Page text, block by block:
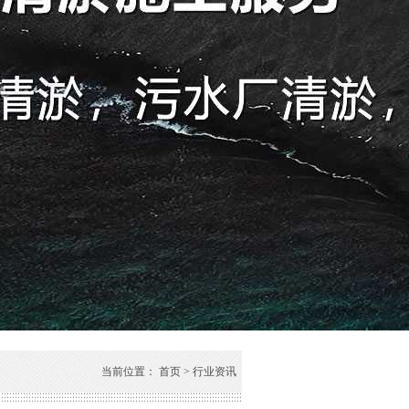
当前位置： 首页 > 行业资讯